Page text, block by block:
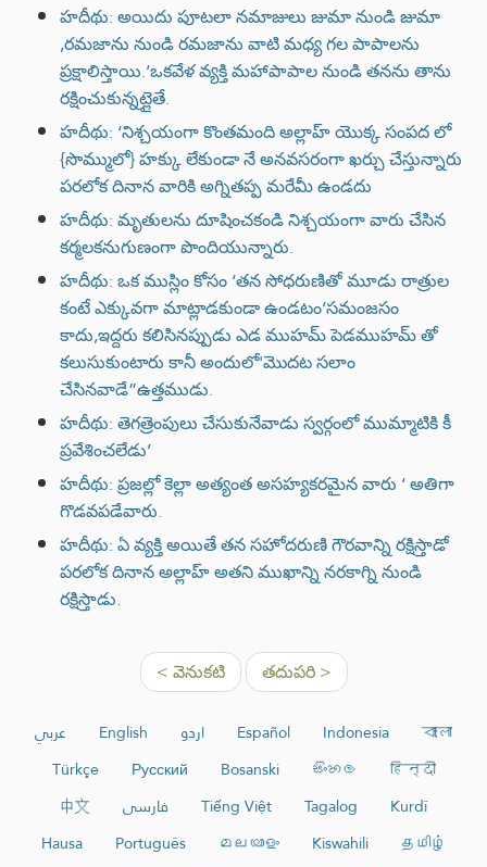
హదీథు: అయిదు పూటలా నమాజులు జుమా నుండి జుమా
,రమజాను నుండి రమజాను వాటి మధ్య గల పాపాలను
ప్రక్షాలిస్తాయి.‘ఒకవేళ వ్యక్తి మహాపాపాల నుండి తనను తాను
రక్షించుకున్నట్లైతే.
హదీథు: ‘నిశ్చయంగా కొంతమంది అల్లాహ్ యొక్క సంపద లో
{సొమ్ములో} హక్కు లేకుండా నే అనవసరంగా ఖర్చు చేస్తున్నారు
పరలోక దినాన వారికి అగ్నితప్ప మరేమీ ఉండదు
హదీథు: మృతులను దూషించకండి నిశ్చయంగా వారు చేసిన
కర్మలకనుగుణంగా పొందియున్నారు.
హదీథు: ఒక ముస్లిం కోసం ‘తన సోధరుణితో మూడు రాత్రుల
కంటే ఎక్కువగా మాట్లాడకుండా ఉండటం‘సమంజసం
కాదు,ఇద్దరు కలిసినప్పుడు ఎడ ముహమ్ పెడముహమ్ తో
కలుసుకుంటారు కానీ అందులో'మొదట సలాం
చేసినవాడే”ఉత్తముడు.
హదీథు: తెగత్రెంపులు చేసుకునేవాడు స్వర్గంలో ముమ్మాటికి కీ
ప్రవేశించలేడు’
హదీథు: ప్రజల్లో కెల్లా అత్యంత అసహ్యకరమైన వారు ‘ అతిగా
గొడవపడేవారు.
హదీథు: ఏ వ్యక్తి అయితే తన సహోదరుణి గౌరవాన్ని రక్షిస్తాడో
పరలోక దినాన అల్లాహ్ అతని ముఖాన్ని నరకాగ్ని నుండి
రక్షిస్తాడు.
< వెనుకటి తదుపరి >
عربي English اردو Español Indonesia
বাংলা
Türkçe
Русский Bosanski සිංහල
हिन्दी
中文
فارسی Tiếng Việt Tagalog
Kurdî
Hausa
Português മലയാളം Kiswahili
தமிழ்